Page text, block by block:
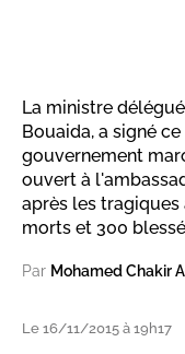
La ministre
Bouaida, a signé
gouvernement
ouvert à
après les tragiques
morts et 300
Par Mohamed Chakir
Le 16/11/2015 à 19h17